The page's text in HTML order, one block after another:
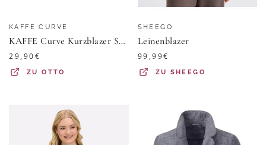
KAFFE CURVE
KAFFE Curve Kurzblazer Sakira (1-tlg) Plain/ohne Details
29,90€
ZUOTTO
SHEEGO
Leinenblazer
99,99€
ZU SHEEGO